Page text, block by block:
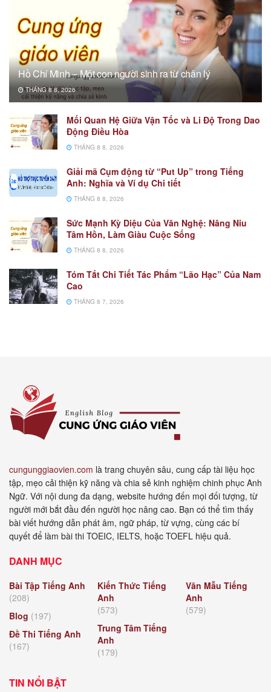
Hồ Chí Minh – Một con người sinh ra từ chân lý
THÁNG 8 8, 2026
Mối Quan Hệ Giữa Vận Tốc và Li Độ Trong Dao
Động Điều Hòa
THÁNG 8 8, 2026
Giải mã Cụm động từ “Put Up” trong Tiếng
Anh: Nghĩa và Ví dụ Chi tiết
THÁNG 8 8, 2026
Sức Mạnh Kỳ Diệu Của Văn Nghệ: Nâng Niu
Tâm Hồn, Làm Giàu Cuộc Sống
THÁNG 8 8, 2026
Tóm Tắt Chi Tiết Tác Phẩm “Lão Hạc” Của Nam
Cao
THÁNG 8 7, 2026
cungunggiaovien.com là trang chuyên sâu, cung cấp tài liệu học
tập, mẹo cải thiện kỹ năng và chia sẻ kinh nghiệm chinh phục Anh
Ngữ. Với nội dung đa dạng, website hướng đến mọi đối tượng, từ
người mới bắt đầu đến người học nâng cao. Bạn có thể tìm thấy
bài viết hướng dẫn phát âm, ngữ pháp, từ vựng, cùng các bí
quyết để làm bài thi TOEIC, IELTS, hoặc TOEFL hiệu quả.
DANH MỤC
Bài Tập Tiếng Anh
(208)
Blog (197)
Đề Thi Tiếng Anh
(167)
Kiến Thức Tiếng
Anh
(573)
Trung Tâm Tiếng
Anh
(179)
Văn Mẫu Tiếng
Anh
(579)
TIN NỔI BẬT